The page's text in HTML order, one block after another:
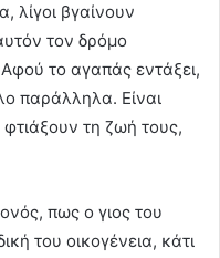
λίγοι βγαίνουν
τον δρόμο
το αγαπάς εντάξει,
παράλληλα. Είναι
τη ζωή τους,
πως ο γιος του
του οικογένεια, κάτι